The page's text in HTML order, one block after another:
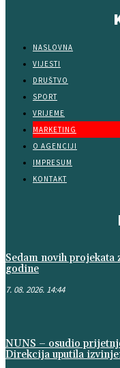
NASLOVNA
VIJESTI
DRUŠTVO
SPORT
VRIJEME
MARKETING
O AGENCIJI
IMPRESUM
KONTAKT
Sedam novih projekata
godine
7. 08. 2026. 14:44
NUNS – osudio
Direkcija uputila